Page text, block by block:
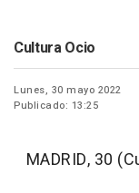
Cultura Ocio
Lunes, 30 mayo 2022
Publicado: 13:25
MADRID, 30